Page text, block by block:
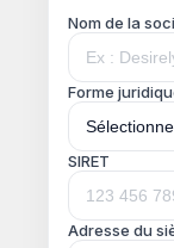
Nom de la
Forme
SIRET
Adresse du